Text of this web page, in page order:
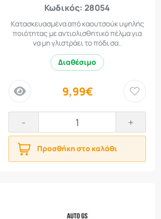
Κωδικός: 28054
Κατασκευασμένα από καουτσούκ υψηλής
ποιότητας με αντιολισθητικό πέλμα για
να μη γλιστράει το πόδι σα..
Διαθέσιμο
price 9,99€
- +
Προσθήκη στο καλάθι